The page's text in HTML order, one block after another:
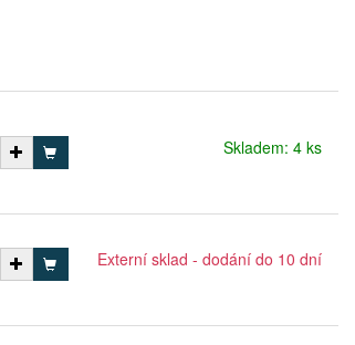
Skladem: 4 ks
Externí sklad - dodání do 10 dní